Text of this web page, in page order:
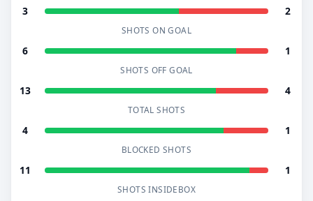
3 2
SHOTS ON GOAL
6 1
SHOTS OFF GOAL
13 4
TOTAL SHOTS
4 1
BLOCKED SHOTS
11 1
SHOTS INSIDEBOX